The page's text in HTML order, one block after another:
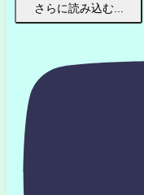
さらに読み込む...